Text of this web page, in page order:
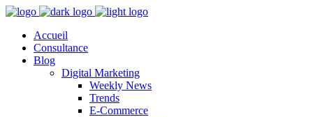
Accueil
Consultance
Blog
Digital Marketing
Weekly News
Trends
E-Commerce